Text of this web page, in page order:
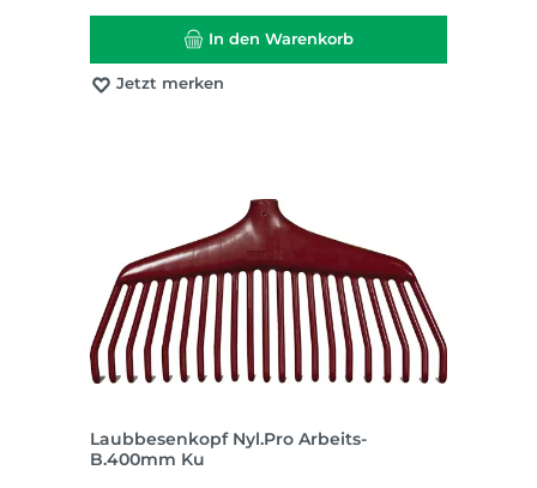
In den Warenkorb
Jetzt merken
Laubbesenkopf Nyl.Pro Arbeits-
B.400mm Ku